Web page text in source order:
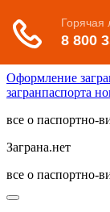
Оформление
загранпаспорта
все о паспортно-
Заграна.нет
все о паспортно-